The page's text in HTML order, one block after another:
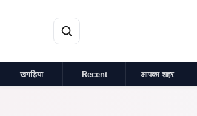
खगड़िया Recent आपका शहर